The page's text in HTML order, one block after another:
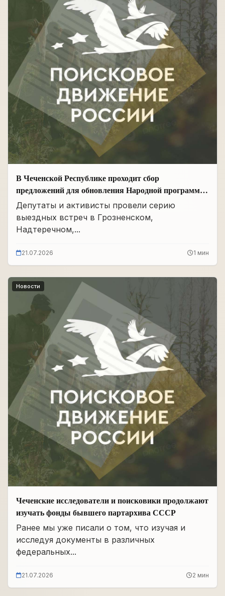
В Чеченской Республике проходит сбор
предложений для обновления Народной программы
в сфере АПК
Депутаты и активисты провели серию
выездных встреч в Грозненском,
Надтеречном,...
21.07.2026 1 мин
Новости
Чеченские исследователи и поисковики продолжают
изучать фонды бывшего партархива СССР
Ранее мы уже писали о том, что изучая и
исследуя документы в различных
федеральных...
21.07.2026 2 мин